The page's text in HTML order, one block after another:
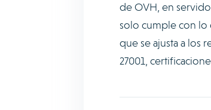
de OVH, en
solo cumple con lo
que se ajusta a los
27001,